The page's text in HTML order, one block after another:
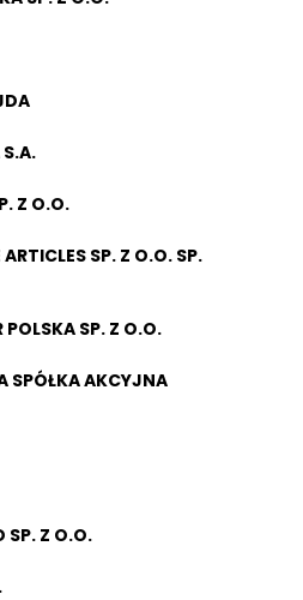
Z O.O.
SP. Z O.O. SP.
POLSKA SP. Z O.O.
SPÓŁKA AKCYJNA
SP. Z O.O.